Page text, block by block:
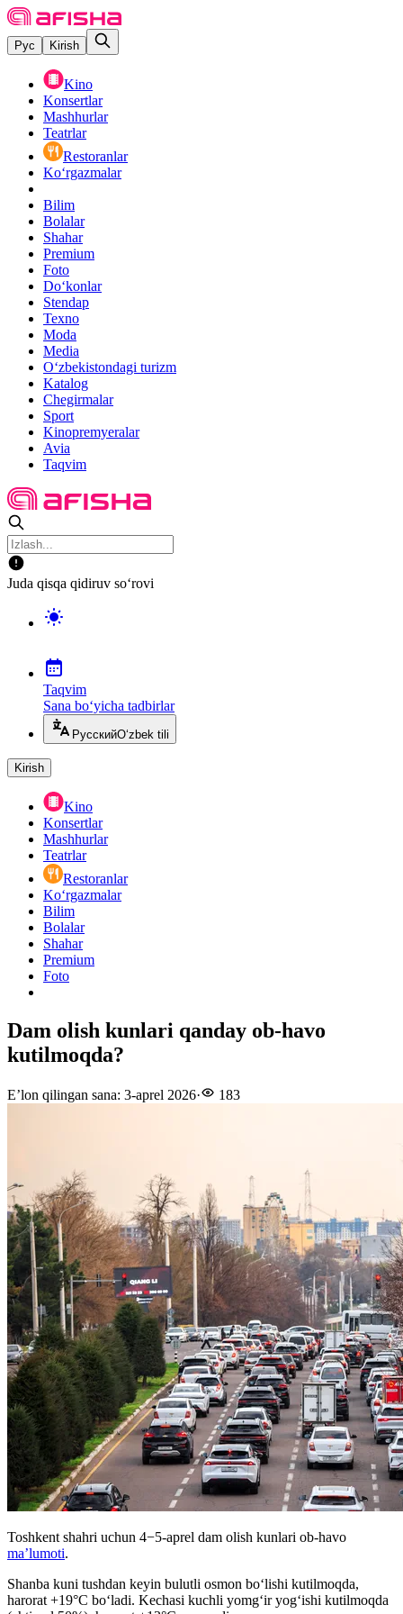
Рус Kirish
Kino
Konsertlar
Mashhurlar
Teatrlar
Restoranlar
Ko‘rgazmalar
Bilim
Bolalar
Shahar
Premium
Foto
Do‘konlar
Stendap
Texno
Moda
Media
O‘zbekistondagi turizm
Katalog
Chegirmalar
Sport
Kinopremyeralar
Avia
Taqvim
Juda qisqa qidiruv so‘rovi
Taqvim
Sana bo‘yicha tadbirlar
РусскийO‘zbek tili
Kirish
Kino
Konsertlar
Mashhurlar
Teatrlar
Restoranlar
Ko‘rgazmalar
Bilim
Bolalar
Shahar
Premium
Foto
Dam olish kunlari qanday ob-havo
kutilmoqda?
E’lon qilingan sana: 3-aprel 2026· 183
Toshkent shahri uchun 4−5-aprel dam olish kunlari ob-havo
ma’lumoti.
Shanba kuni tushdan keyin bulutli osmon boʻlishi kutilmoqda,
harorat +19°C boʻladi. Kechasi kuchli yomgʻir yogʻishi kutilmoqda